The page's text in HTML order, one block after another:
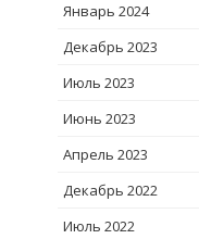
Январь 2024
Декабрь 2023
Июль 2023
Июнь 2023
Апрель 2023
Декабрь 2022
Июль 2022